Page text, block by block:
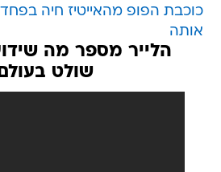
כוכבת הפופ מהאייטיז חיה בפחד
אותה
הלייר מספר מה
שולט